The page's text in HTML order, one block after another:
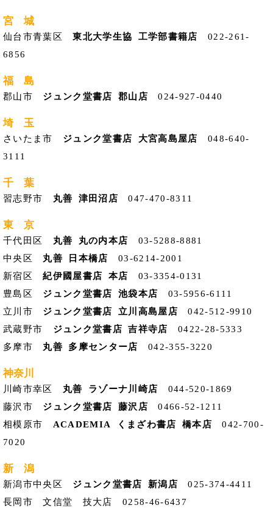
宮 城
仙台市青葉区東北大学生協 工学部書籍店
022-261-
6856
福 島
郡山市 ジュンク堂書店 郡山店 024-927-0440
埼 玉
さいたま市 ジュンク堂書店 大宮高島屋店
048-640-
3111
千 葉
習志野市 丸善 津田沼店 047-470-8311
東 京
千代田区 丸善 丸の内本店 03-5288-8881
中央区 丸善 日本橋店
03-6214-2001
新宿区紀伊國屋書店 本店 03-3354-0131
豊島区 ジュンク堂書店 池袋本店 03-5956-6111
立川市 ジュンク堂書店 立川高島屋店 042-512-9910
武蔵野市 ジュンク堂書店 吉祥寺店
0422-28-5333
多摩市 丸善 多摩センター店 042-355-3220
神奈川
川崎市幸区 丸善 ラゾーナ川崎店 044-520-1869
藤沢市 ジュンク堂書店 藤沢店 0466-52-1211
相模原市 ACADEMIA くまざわ書店 橋本店 042-700-
7020
新 潟
新潟市中央区 ジュンク堂書店 新潟店 025-374-4411
長岡市 文信堂 技大店 0258-46-6437